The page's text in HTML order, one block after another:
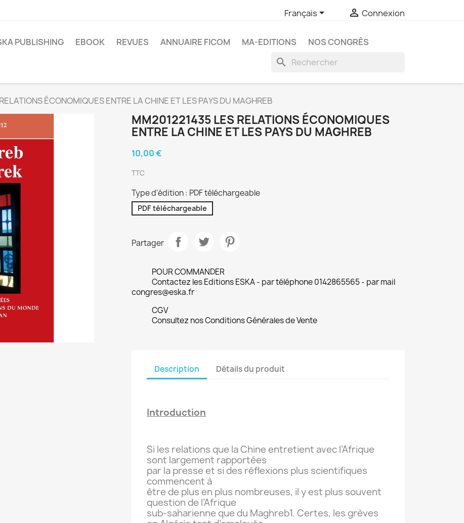
Français  Connexion
PUBLISHING EBOOK REVUES ANNUAIRE FICOM MA-EDITIONS NOS CONGRÈS
search
ÉCONOMIQUES ENTRE LA CHINE ET LES PAYS DU MAGHREB
MM201221435 LES RELATIONS ÉCONOMIQUES
ENTRE LA CHINE ET LES PAYS DU MAGHREB
10,00 €
TTC
Type d'édition : PDF téléchargeable
PDF téléchargeable
Partager
POUR COMMANDER
Contactez les Editions ESKA - par téléphone 0142865565 - par mail
congres@eska.fr
CGV
Consultez nos Conditions Générales de Vente
Description Détails du produit
Introduction
Si les relations que la Chine entretient avec l’Afrique
sont largement rapportées
par la presse et si des réflexions plus scientifiques
commencent à
être de plus en plus nombreuses, il y est plus souvent
question de l’Afrique
sub-saharienne que du Maghreb1. Certes, les grèves